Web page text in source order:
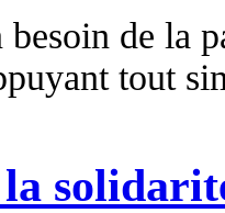
de la
tout